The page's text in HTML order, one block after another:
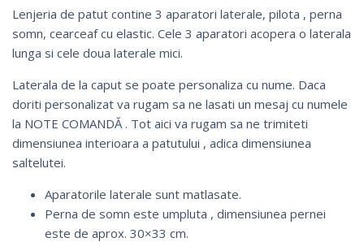
Lenjeria de patut contine 3 aparatori laterale, pilota , perna
somn, cearceaf cu elastic. Cele 3 aparatori acopera o laterala
lunga si cele doua laterale mici.
Laterala de la caput se poate personaliza cu nume. Daca
doriti personalizat va rugam sa ne lasati un mesaj cu numele
la NOTE COMANDĂ . Tot aici va rugam sa ne trimiteti
dimensiunea interioara a patutului , adica dimensiunea
saltelutei.
Aparatorile laterale sunt matlasate.
Perna de somn este umpluta , dimensiunea pernei
este de aprox. 30×33 cm.